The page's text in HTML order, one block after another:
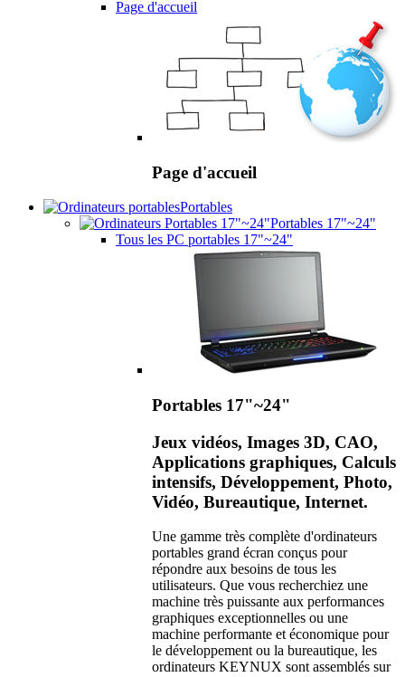
Page d'accueil
Page d'accueil
Portables
Portables 17"~24"
Tous les PC portables 17"~24"
Portables 17"~24"
Jeux vidéos, Images 3D, CAO,
Applications graphiques, Calculs
intensifs, Développement, Photo,
Vidéo, Bureautique, Internet.
Une gamme très complète d'ordinateurs
portables grand écran conçus pour
répondre aux besoins de tous les
utilisateurs. Que vous recherchiez une
machine très puissante aux performances
graphiques exceptionnelles ou une
machine performante et économique pour
le développement ou la bureautique, les
ordinateurs KEYNUX sont assemblés sur